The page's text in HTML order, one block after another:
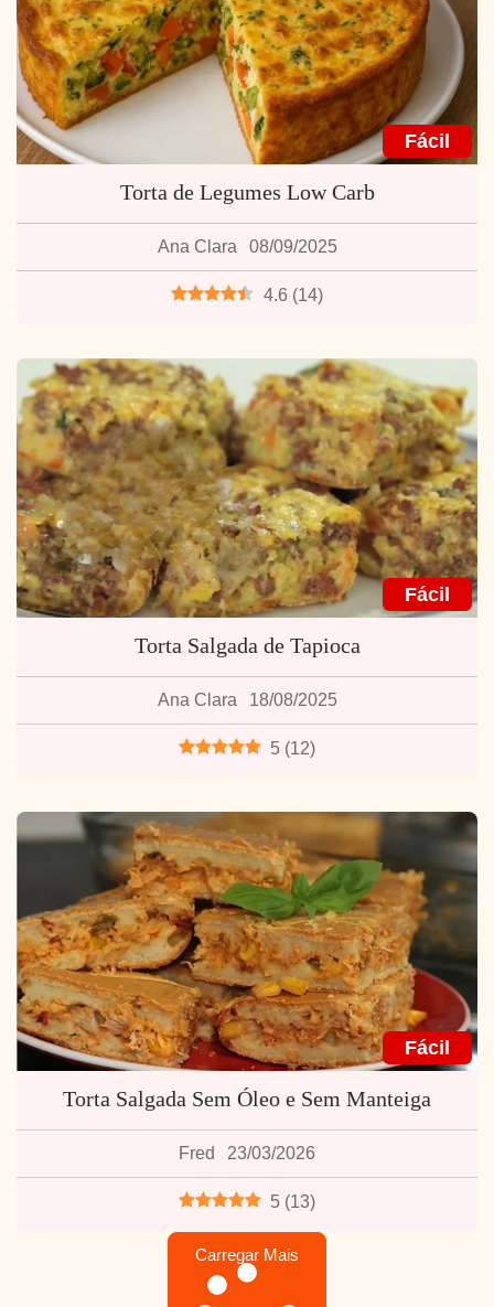
Fácil
Torta de Legumes Low Carb
Ana Clara 08/09/2025
4.6 (14)
Fácil
Torta Salgada de Tapioca
Ana Clara 18/08/2025
5 (12)
Fácil
Torta Salgada Sem Óleo e Sem Manteiga
Fred 23/03/2026
5 (13)
Carregar Mais